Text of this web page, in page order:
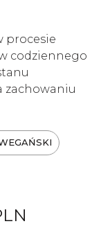
procesie
codziennego
zachowaniu